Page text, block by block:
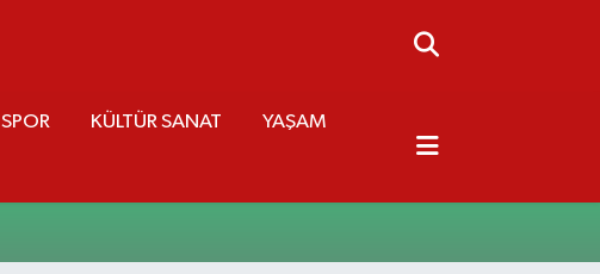
SPOR KÜLTÜR SANAT YAŞAM